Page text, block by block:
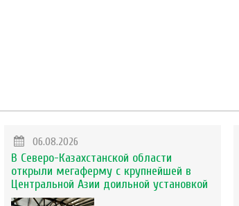
06.08.2026
В Северо-Казахстанской области
открыли мегаферму с крупнейшей в
Центральной Азии доильной установкой